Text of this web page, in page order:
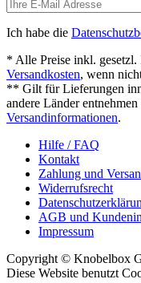
Ich habe die
* Alle Preise inkl.
Versandkosten, wenn
** Gilt für Lieferungen
andere Länder
Versandinformationen.
Hilfe / FAQ
Kontakt
Zahlung und
Widerrufsrecht
AGB und
Impressum
Copyright © Knobelbox
Diese Website benutzt